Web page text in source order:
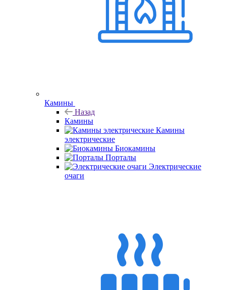
Камины
Назад
Камины
Камины
электрические
Биокамины
Порталы
Электрические
очаги